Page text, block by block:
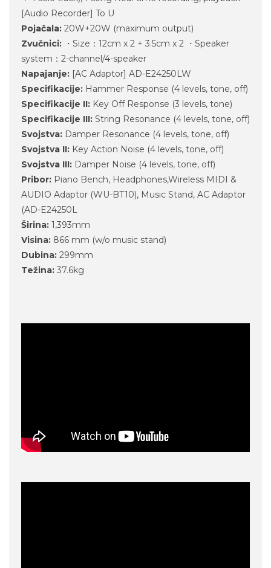
[Audio Recorder] To U
Pojačala: 20W+20W (maximum output)
Zvučnici: ・Size：12cm x 2 + 3.5cm x 2 ・Speaker
system：2-channel/4-speaker
Napajanje: [AC Adaptor] AD-E24250LW
Specifikacije: Hammer Response (4 levels, tone, off)
Specifikacije II: Key Off Response (3 levels, tone)
Specifikacije III: String Resonance (4 levels, tone, off)
Svojstva: Damper Resonance (4 levels, tone, off)
Svojstva II: Key Action Noise (4 levels, tone, off)
Svojstva III: Damper Noise (4 levels, tone, off)
Pribor: Piano Bench, Headphones,Wireless MIDI &
AUDIO Adaptor (WU-BT10), Music Stand, AC Adaptor
(AD-E24250L
Širina: 1,393mm
Visina: 866 mm (w/o music stand)
Dubina: 299mm
Težina: 37.6kg